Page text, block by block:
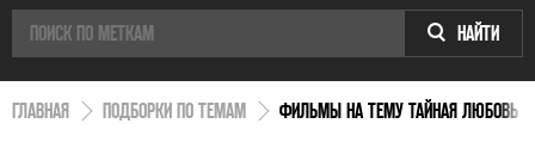
НАЙТИ
ГЛАВНАЯ ПОДБОРКИ ПО ТЕМАМ ФИЛЬМЫ НА ТЕМУ ТАЙНАЯ ЛЮБОВЬ